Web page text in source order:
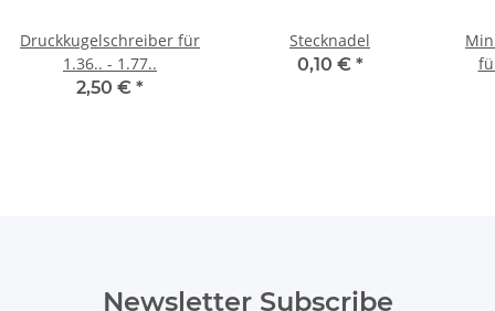
Druckkugelschreiber für
1.36.. - 1.77..
2,50 € *
Stecknadel
0,10 € *
Newsletter Subscribe